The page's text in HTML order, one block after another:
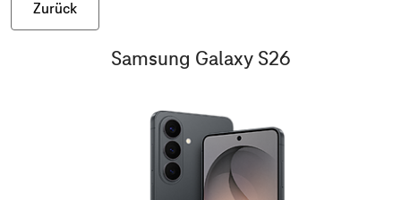
Zurück
Samsung Galaxy S26